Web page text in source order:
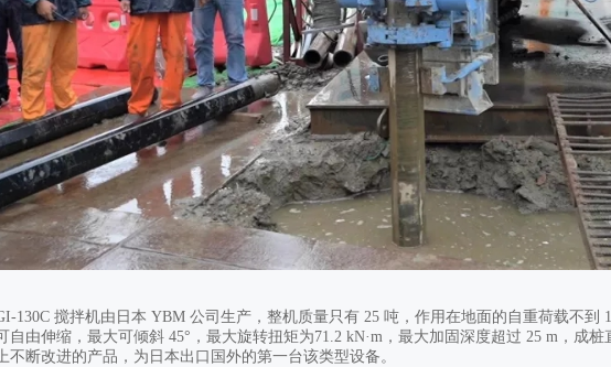
搅拌机由日本 YBM 公司生产，整机质量只有 25 吨，作用在地面的自重荷载不到
自由伸缩，最大可倾斜 45°，最大旋转扭矩为71.2 kN·m，最大加固深度超过 25 m，成桩
不断改进的产品，为日本出口国外的第一台该类型设备。